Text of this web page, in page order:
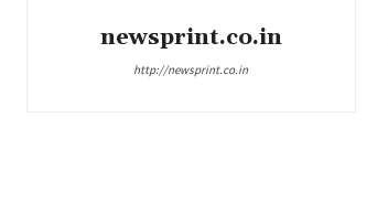
newsprint.co.in
http://newsprint.co.in